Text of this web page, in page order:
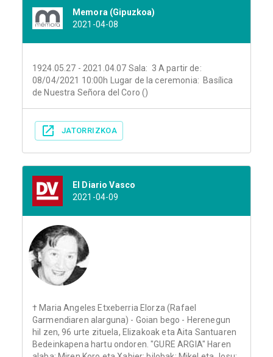
Memora (Gipuzkoa)
2021-04-08
1924.05.27 - 2021.04.07 Sala: 3 A partir de:
08/04/2021 10:00h Lugar de la ceremonia: Basílica
de Nuestra Señora del Coro ()
JATORRIZKOA
El Diario Vasco
2021-04-09
† Maria Angeles Etxeberria Elorza (Rafael
Garmendiaren alarguna) - Goian bego - Herenegun
hil zen, 96 urte zituela, Elizakoak eta Aita Santuaren
Bedeinkapena hartu ondoren. "GURE ARGIA" Haren